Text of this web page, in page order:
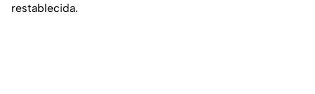
restablecida.